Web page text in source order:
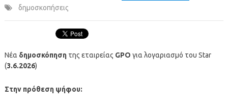
δημοσκοπήσεις
Νέα δημοσκόπησητης εταιρείας GPO για λογαριασμό του Star
(3.6.2026)
Στην πρόθεση ψήφου: